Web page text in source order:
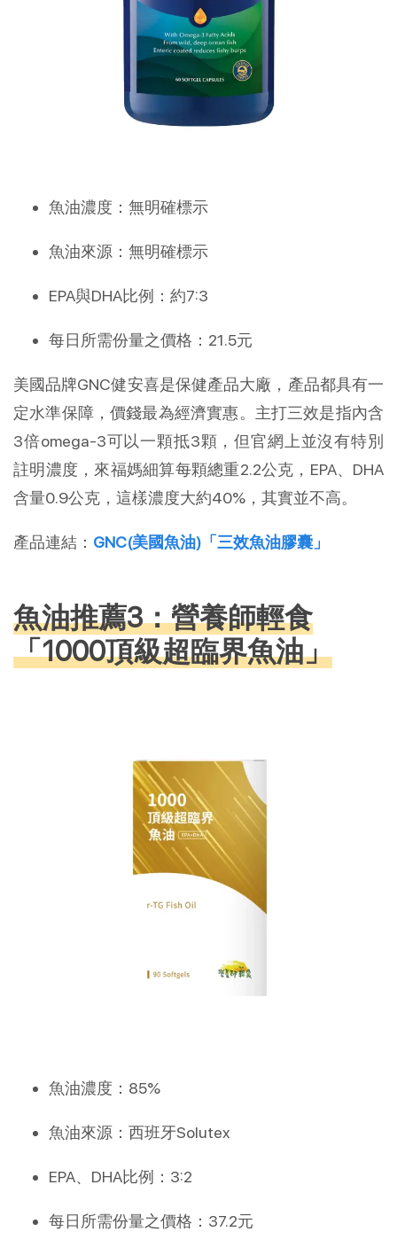
魚油濃度：無明確標示
魚油來源：無明確標示
EPA與DHA比例：約7:3
每日所需份量之價格：21.5元
美國品牌GNC健安喜是保健產品大廠，產品都具有一
定水準保障，價錢最為經濟實惠。主打三效是指內含
3倍omega-3可以一顆抵3顆，但官網上並沒有特別
註明濃度，來福媽細算每顆總重2.2公克，EPA、DHA
含量0.9公克，這樣濃度大約40%，其實並不高。
產品連結： GNC(美國魚油)「三效魚油膠囊」
魚油推薦3：營養師輕食
「1000頂級超臨界魚油」
魚油濃度：85%
魚油來源：西班牙Solutex
EPA、DHA比例：3:2
每日所需份量之價格：37.2元